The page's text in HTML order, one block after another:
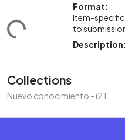
Format:
Item-specific
to
Description:
Collections
Nuevo conocimiento - i2T